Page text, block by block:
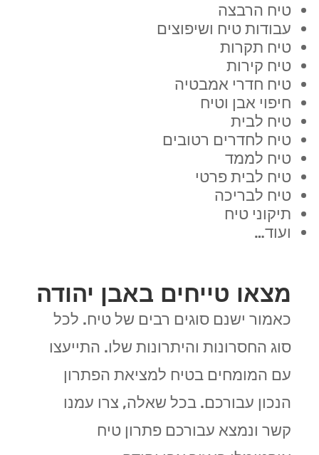
טיח הרבצה
עבודות טיח ושיפוצים
טיח תקרות
טיח קירות
טיח חדרי אמבטיה
חיפוי אבן וטיח
טיח לבית
טיח לחדרים רטובים
טיח לממד
טיח לבית פרטי
טיח לבריכה
תיקוני טיח
ועוד…
מצאו טייחים באבן יהודה
כאמור ישנם סוגים רבים של טיח. לכל
סוג החסרונות והיתרונות שלו. התייעצו
עם המומחים בטיח למציאת הפתרון
הנכון עבורכם. בכל שאלה, צרו עמנו
קשר ונמצא עבורכם פתרון טיח